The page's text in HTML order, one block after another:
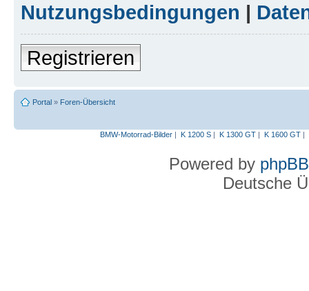
Nutzungsbedingungen |
Registrieren
Portal » Foren-Übersicht
BMW-Motorrad-Bilder| K 1200 S| K 1300 GT| K 1600 GT|
Powered by phpBB
Deutsche